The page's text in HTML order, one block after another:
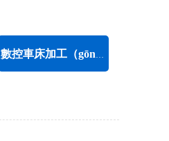
數控車床加工（gōng）
不鏽鋼件數控車床加工